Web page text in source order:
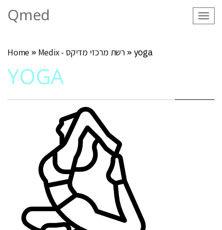
Qmed
Home » Medix - רשת מרכזי מדיקס » yoga
YOGA